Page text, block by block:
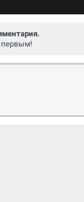
первым!